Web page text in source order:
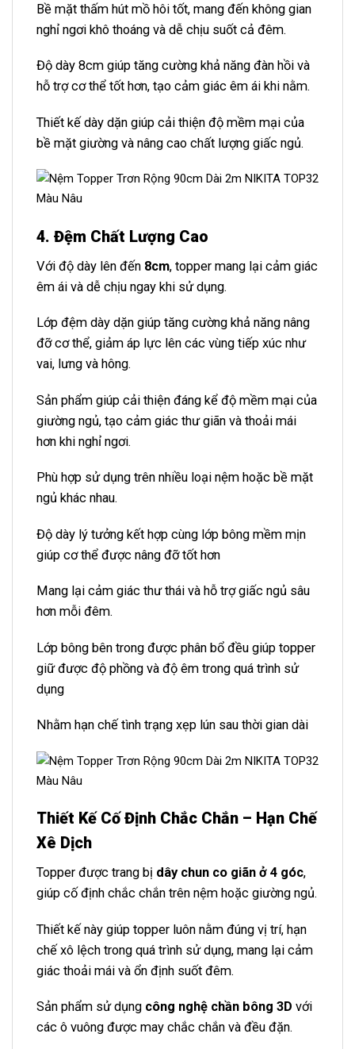
Bề mặt thấm hút mồ hôi tốt, mang đến không gian
nghỉ ngơi khô thoáng và dễ chịu suốt cả đêm.
Độ dày 8cm giúp tăng cường khả năng đàn hồi và
hỗ trợ cơ thể tốt hơn, tạo cảm giác êm ái khi nằm.
Thiết kế dày dặn giúp cải thiện độ mềm mại của
bề mặt giường và nâng cao chất lượng giấc ngủ.
4. Đệm Chất Lượng Cao
Với độ dày lên đến 8cm, topper mang lại cảm giác
êm ái và dễ chịu ngay khi sử dụng.
Lớp đệm dày dặn giúp tăng cường khả năng nâng
đỡ cơ thể, giảm áp lực lên các vùng tiếp xúc như
vai, lưng và hông.
Sản phẩm giúp cải thiện đáng kể độ mềm mại của
giường ngủ, tạo cảm giác thư giãn và thoải mái
hơn khi nghỉ ngơi.
Phù hợp sử dụng trên nhiều loại nệm hoặc bề mặt
ngủ khác nhau.
Độ dày lý tưởng kết hợp cùng lớp bông mềm mịn
giúp cơ thể được nâng đỡ tốt hơn
Mang lại cảm giác thư thái và hỗ trợ giấc ngủ sâu
hơn mỗi đêm.
Lớp bông bên trong được phân bổ đều giúp topper
giữ được độ phồng và độ êm trong quá trình sử
dụng
Nhằm hạn chế tình trạng xẹp lún sau thời gian dài
Thiết Kế Cố Định Chắc Chắn – Hạn Chế
Xê Dịch
Topper được trang bị dây chun co giãn ở 4 góc,
giúp cố định chắc chắn trên nệm hoặc giường ngủ.
Thiết kế này giúp topper luôn nằm đúng vị trí, hạn
chế xô lệch trong quá trình sử dụng, mang lại cảm
giác thoải mái và ổn định suốt đêm.
Sản phẩm sử dụng công nghệ chần bông 3D với
các ô vuông được may chắc chắn và đều đặn.